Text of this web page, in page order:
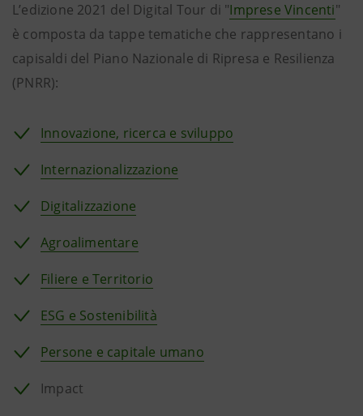
L’edizione 2021 del Digital Tour di "Imprese Vincenti"
è composta da tappe tematiche che rappresentano i
capisaldi del Piano Nazionale di Ripresa e Resilienza
(PNRR):
Innovazione, ricerca e sviluppo
Internazionalizzazione
Digitalizzazione
Agroalimentare
Filiere e Territorio
ESG e Sostenibilità
Persone e capitale umano
Impact